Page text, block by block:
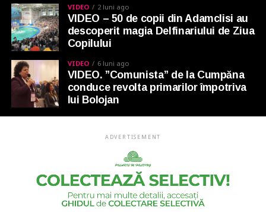
VIDEO 2 luni ago
VIDEO – 50 de copii din Adamclisi au
descoperit magia Delfinariului de Ziua
Copilului
VIDEO 6 luni ago
VIDEO. ”Comunista” de la Cumpăna
conduce revolta primarilor împotriva
lui Bolojan
ADVERTISEMENT